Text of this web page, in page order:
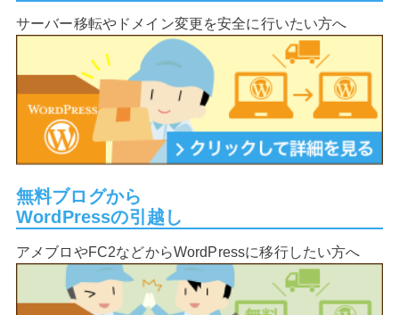
サーバー移転やドメイン変更を安全に行いたい方へ
無料ブログから
WordPressの引越し
アメブロやFC2などからWordPressに移行したい方へ